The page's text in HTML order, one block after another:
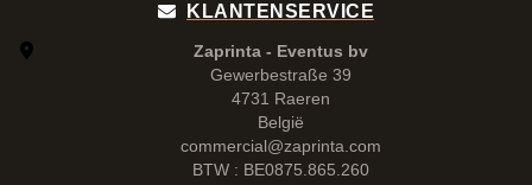
KLANTENSERVICE
Zaprinta - Eventus bv
Gewerbestraße 39
4731 Raeren
België
commercial@zaprinta.com
BTW : BE0875.865.260